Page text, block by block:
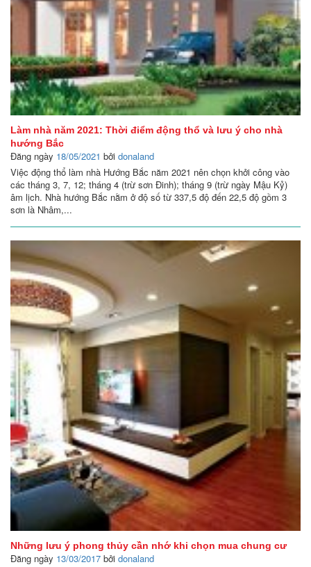
Làm nhà năm 2021: Thời điểm động thổ và lưu ý cho nhà
hướng Bắc
Đăng ngày 18/05/2021 bởi donaland
Việc động thổ làm nhà Hướng Bắc năm 2021 nên chọn khởi công vào
các tháng 3, 7, 12; tháng 4 (trừ sơn Đinh); tháng 9 (trừ ngày Mậu Kỷ)
âm lịch. Nhà hướng Bắc nằm ở độ số từ 337,5 độ đến 22,5 độ gồm 3
sơn là Nhâm,...
Những lưu ý phong thủy cần nhớ khi chọn mua chung cư
Đăng ngày 13/03/2017 bởi donaland